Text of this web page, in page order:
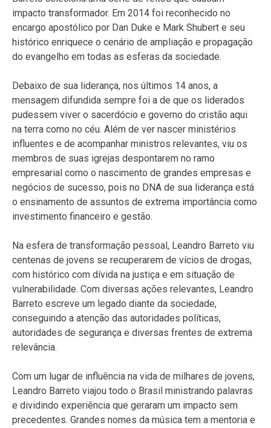
impacto transformador. Em 2014 foi reconhecido no
encargo apostólico por Dan Duke e Mark Shubert e seu
histórico enriquece o cenário de ampliação e propagação
do evangelho em todas as esferas da sociedade.
Debaixo de sua liderança, nos últimos 14 anos, a
mensagem difundida sempre foi a de que os liderados
pudessem viver o sacerdócio e governo do cristão aqui
na terra como no céu. Além de ver nascer ministérios
influentes e de acompanhar ministros relevantes, viu os
membros de suas igrejas despontarem no ramo
empresarial como o nascimento de grandes empresas e
negócios de sucesso, pois no DNA de sua liderança está
o ensinamento de assuntos de extrema importância como
investimento financeiro e gestão.
Na esfera de transformação pessoal, Leandro Barreto viu
centenas de jovens se recuperarem de vícios de drogas,
com histórico com dívida na justiça e em situação de
vulnerabilidade. Com diversas ações relevantes, Leandro
Barreto escreve um legado diante da sociedade,
conseguindo a atenção das autoridades políticas,
autoridades de segurança e diversas frentes de extrema
relevância.
Com um lugar de influência na vida de milhares de jovens,
Leandro Barreto viajou todo o Brasil ministrando palavras
e dividindo experiência que geraram um impacto sem
precedentes. Grandes nomes da música tem a mentoria e